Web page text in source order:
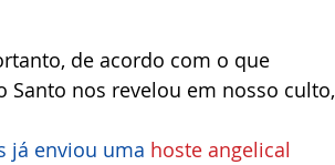
de acordo com o que
Santo nos revelou em nosso culto,
já enviou uma hoste angelical